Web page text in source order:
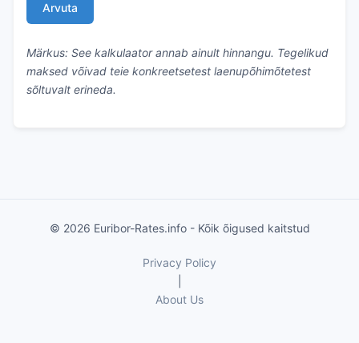
Arvuta
Märkus: See kalkulaator annab ainult hinnangu. Tegelikud
maksed võivad teie konkreetsetest laenupõhimõtetest
sõltuvalt erineda.
© 2026 Euribor-Rates.info - Kõik õigused kaitstud
Privacy Policy
About Us